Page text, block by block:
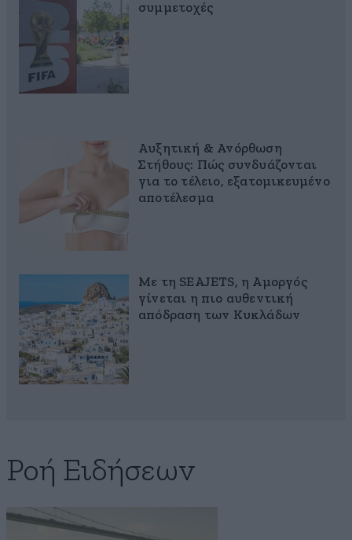
συμμετοχές
Αυξητική & Ανόρθωση
Στήθους: Πώς συνδυάζονται
για το τέλειο, εξατομικευμένο
αποτέλεσμα
Με τη SEAJETS, η Αμοργός
γίνεται η πιο αυθεντική
απόδραση των Κυκλάδων
Ροή Ειδήσεων